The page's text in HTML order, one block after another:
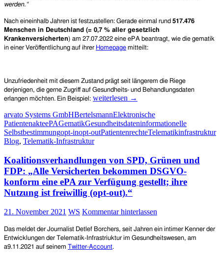
werden.“
Nach eineinhalb Jahren ist festzustellen: Gerade einmal rund 517.476
Menschen in Deutschland (= 0,7 % aller gesetzlich
Krankenversicherten) am 27.07.2022 eine ePA beantragt, wie die gematik
in einer Veröffentlichung auf ihrer Homepage mitteilt:
Unzufriedenheit mit diesem Zustand prägt seit längerem die Riege
derjenigen, die gerne Zugriff auf Gesundheits- und Behandlungsdaten
erlangen möchten. Ein Beispiel: Opt-
statt
–
wie
bisher
opt
in?
Bertelsmann-
Stiftung
legt
zur
Patientenakte
vor
und
weiterlesen →
arvato Systems GmbHBertelsmannElektronische
PatientenakteePAGematikGesundheitsdateninformationelle
Selbstbestimmungopt-inopt-outPatientenrechteTelematikinfrastruktur
Blog, Telematik-Infrastruktur
Koalitionsverhandlungen von SPD, Grünen und
FDP: „Alle Versicherten bekommen DSGVO-
konform eine ePA zur Verfügung gestellt; ihre
Nutzung ist freiwillig (opt-out).“
21. November 2021 WS Kommentar hinterlassen
Das meldet der Journalist Detlef Borchers, seit Jahren ein intimer Kenner der
Entwicklungen der Telematik-Infrastriuktur im Gesundheitswesen, am
a9.11.2021 auf seinem Twitter-Account.